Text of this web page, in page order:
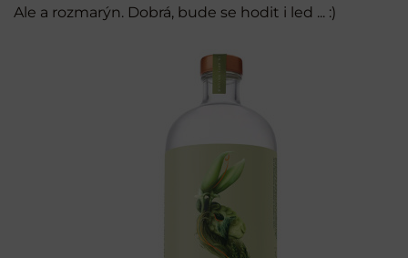
Ale a rozmarýn. Dobrá, bude se hodit i led ... :)